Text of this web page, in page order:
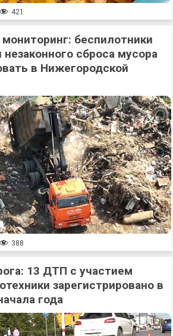
421
беспилотники
сброса мусора
в Нижегородской
388
13 ДТП с участием
зарегистрировано в
года